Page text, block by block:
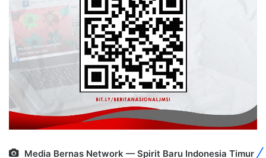
Media Bernas Network — Spirit Baru Indonesia Timur